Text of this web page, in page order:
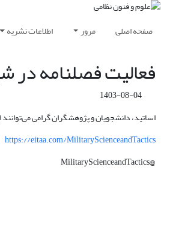
صفحه اصلی مرور اطلاعات نشریه
فعالیت فصلنامه در
1403-08-04
اساتید، دانشجویان و پژوهشگران گرامی
https://eitaa.com/MilitaryScienceandTactics
@MilitaryScienceandTactics